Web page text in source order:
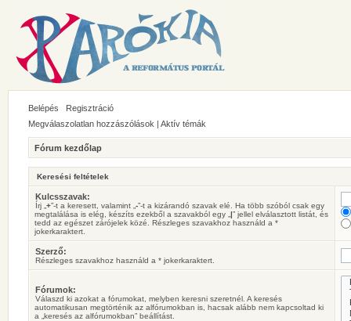
Belépés
Regisztráció
Megválaszolatlan hozzászólások | Aktív témák
Fórum kezdőlap
Keresési feltételek
Kulcsszavak:
Írj „ +”-t a keresett, valamint „ -”-t a kizárandó szavak elé. Ha több szóból csak egy
megtalálása is elég, készíts ezekből a szavakból egy „ |” jellel elválasztott listát, és
tedd az egészet zárójelek közé. Részleges szavakhoz használd a *
jokerkaraktert.
Szerző:
Részleges szavakhoz használd a * jokerkaraktert.
Fórumok:
Válaszd ki azokat a fórumokat, melyben keresni szeretnél. A keresés
automatikusan megtörténik az alfórumokban is, hacsak alább nem kapcsoltad ki
a „keresés az alfórumokban” beállítást.